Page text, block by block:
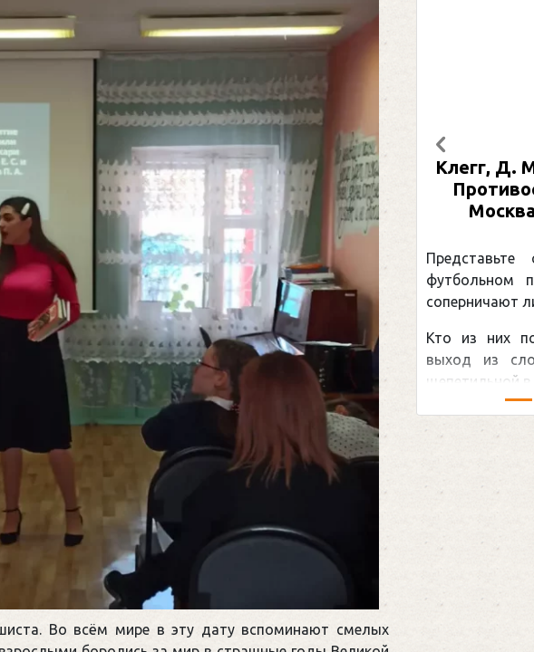
Во всём мире в эту дату вспоминают смелых
Клегг, Д. Месси против Роналду.
Противостояние XXI века. —
Москва, 2024. — 457, [2] с.
Представьте себе идеальную битву на
футбольном поле, где Месси и Роналду
соперничают лицом к лицу.
Кто из них победит? Кто найдет верный
выход из сложной ситуации на поле и
щепетильной в жизни? Кто принесет своей ...
Предыдущий